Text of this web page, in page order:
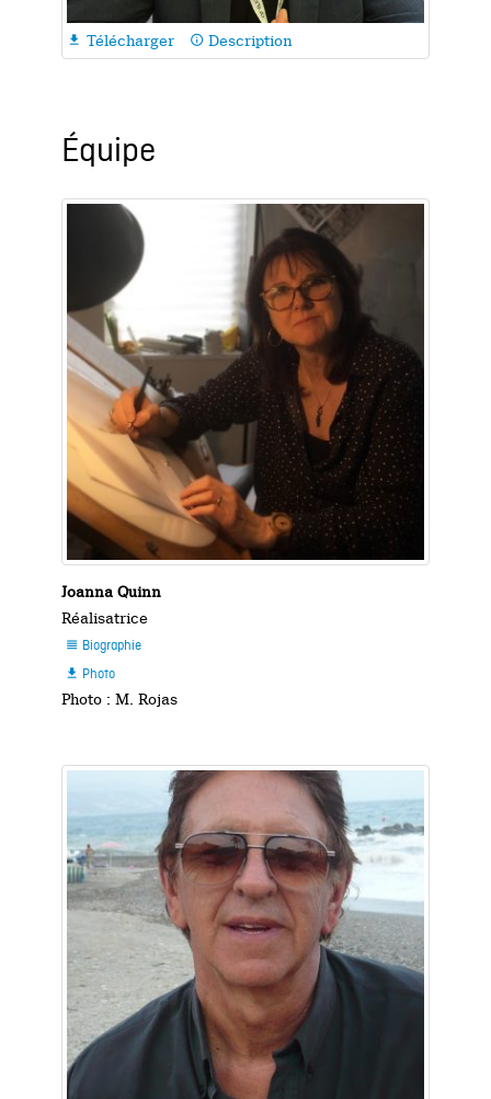
 Télécharger info_outline Description
Équipe
Joanna Quinn
Réalisatrice
 Biographie
 Photo
Photo : M. Rojas